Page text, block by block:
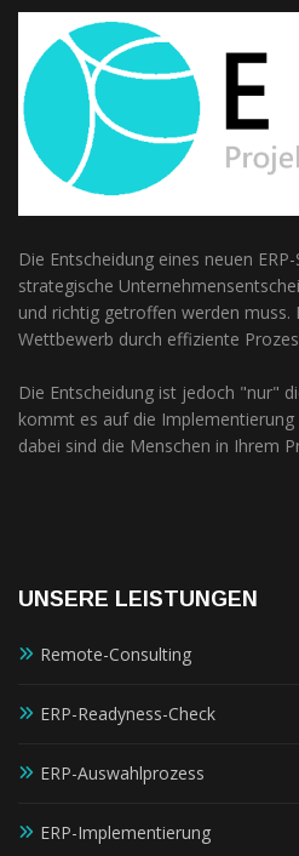
Die Entscheidung eines neuen
strategische
und richtig getroffen werden muss.
Wettbewerb durch effiziente
Die Entscheidung ist jedoch "nur"
kommt es auf die
dabei sind die Menschen in Ihrem
UNSERE LEISTUNGEN
Remote-Consulting
ERP-Readyness-Check
ERP-Auswahlprozess
ERP-Implementierung